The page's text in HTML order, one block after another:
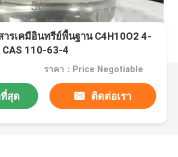
รเคมีอินทรีย์พื้นฐาน C4H10O2 4-
110-63-4
ราคา：Price Negotiable
สุด ติดต่อเรา